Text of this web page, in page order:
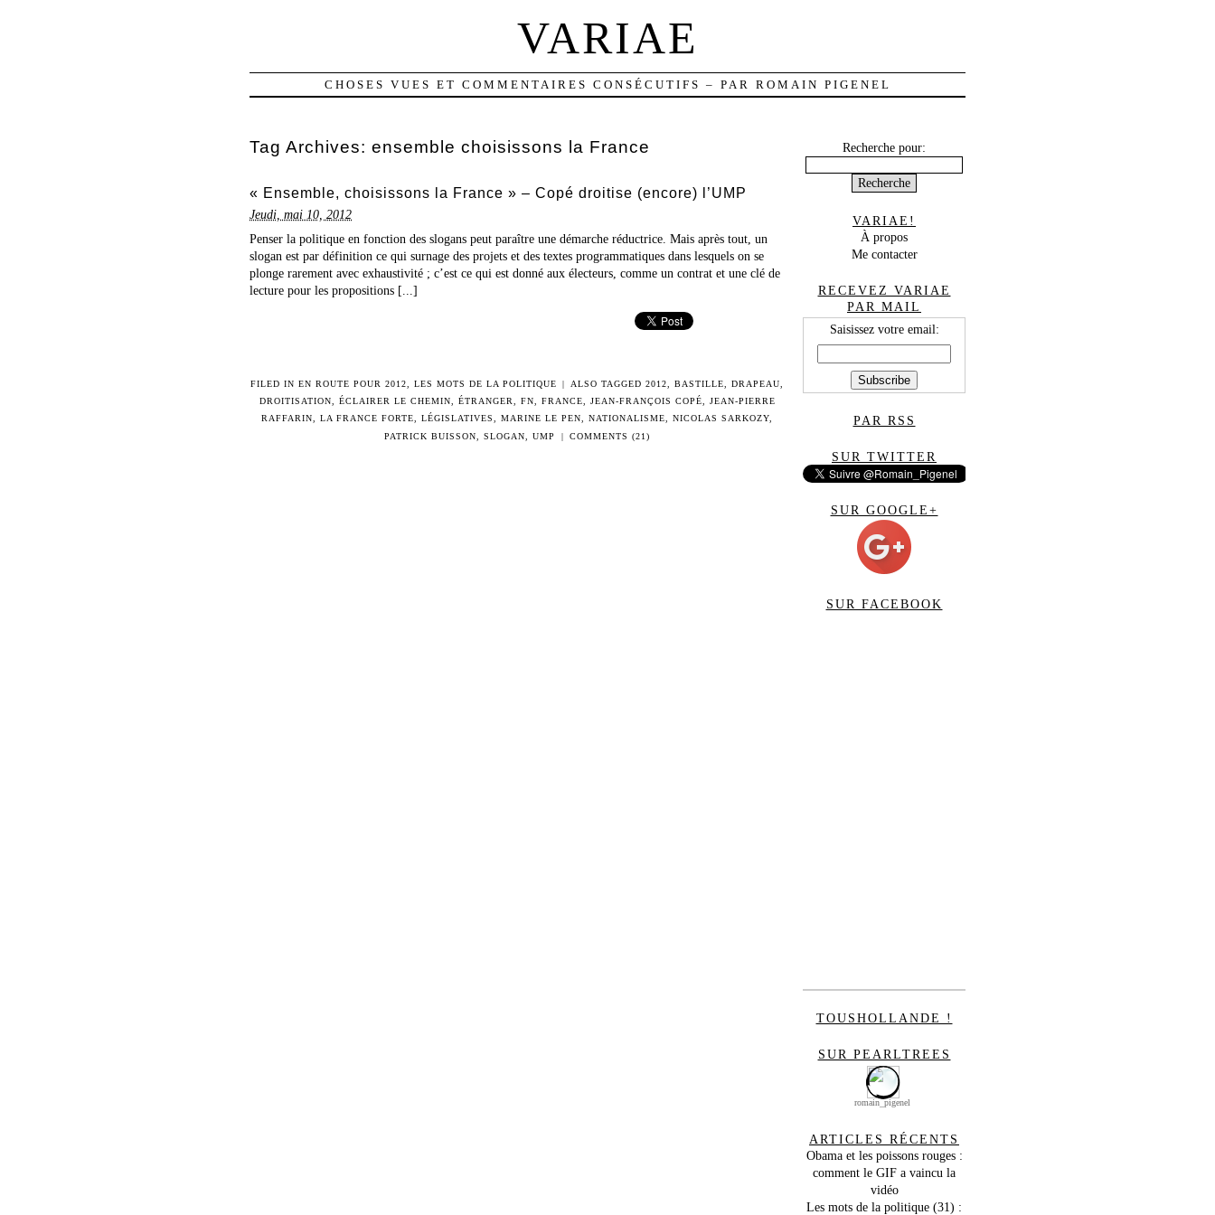
VARIAE
CHOSES VUES ET COMMENTAIRES CONSÉCUTIFS – PAR ROMAIN PIGENEL
Tag Archives: ensemble choisissons la France
« Ensemble, choisissons la France » – Copé droitise (encore) l’UMP
Jeudi, mai 10, 2012
Penser la politique en fonction des slogans peut paraître une démarche réductrice. Mais après tout, un
slogan est par définition ce qui surnage des projets et des textes programmatiques dans lesquels on se
plonge rarement avec exhaustivité ; c’est ce qui est donné aux électeurs, comme un contrat et une clé de
lecture pour les propositions [...]
FILED IN EN ROUTE POUR 2012 LES MOTS DE LA POLITIQUE | ALSO TAGGED2012 ,BASTILLE ,DRAPEAU
DROITISATION
ÉCLAIRER LE CHEMIN ÉTRANGER FN FRANCE JEAN-FRANÇOIS COPÉ
JEAN-PIERRE
RAFFARIN
LA FRANCE FORTE LÉGISLATIVES MARINE LE PEN NATIONALISME NICOLAS SARKOZY
PATRICK BUISSON
,SLOGAN ,UMP | COMMENTS (21)
Recherche pour:
VARIAE!
À propos
Me contacter
RECEVEZ VARIAE
PAR MAIL
Saisissez votre email:
PAR RSS
SUR TWITTER
SUR GOOGLE+
SUR FACEBOOK
TOUSHOLLANDE !
SUR PEARLTREES
romain_pigenel
ARTICLES RÉCENTS
Obama et les poissons rouges :
comment le GIF a vaincu la
vidéo
Les mots de la politique (31) :